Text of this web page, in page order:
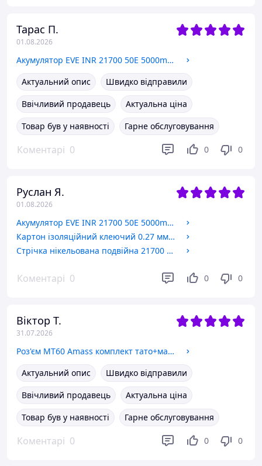
Тарас П.
01.08.2026
Акумулятор EVE INR 21700 50E 5000mAh 15A Оригінал Квітень 2026р.
Актуальний опис
Швидко відправили
Ввічливий продавець
Актуальна ціна
Товар був у наявності
Гарне обслуговування
Коментарі 0 0 0
Руслан Я.
01.08.2026
Акумулятор EVE INR 21700 50E 5000mAh 15A Оригінал Квітень 2026р.
Картон ізоляційний клеючий 0.27 мм х 70 мм, 1 метр
Стрічка нікельована подвійна 21700 0.2×23 2P
Коментарі 0 0 0
Віктор Т.
31.07.2026
Роз'єм MT60 Amass комплект тато+мама
Актуальний опис
Швидко відправили
Ввічливий продавець
Актуальна ціна
Товар був у наявності
Гарне обслуговування
Коментарі 0 0 0